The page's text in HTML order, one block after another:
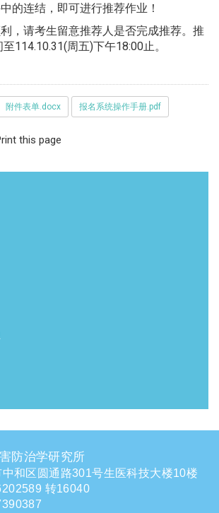
的连结，即可进行推荐作业！
，请考生留意推荐人是否完成推荐。推
114.10.31(周五)下午18:00止。
附件表单.docx 报名系统操作手册.pdf
this page
防治学研究所
和区圆通路301号生医科技大楼10楼
转16040